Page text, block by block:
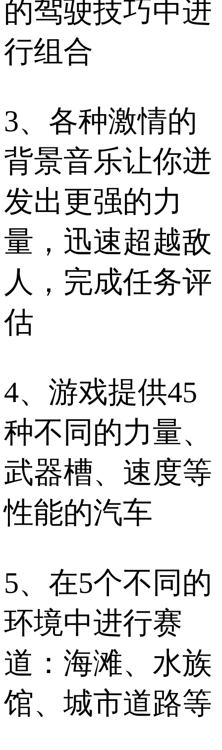
的驾驶技巧中进
行组合
3、各种激情的
背景音乐让你迸
发出更强的力
量，迅速超越敌
人，完成任务评
估
4、游戏提供45
种不同的力量、
武器槽、速度等
性能的汽车
5、在5个不同的
环境中进行赛
道：海滩、水族
馆、城市道路等